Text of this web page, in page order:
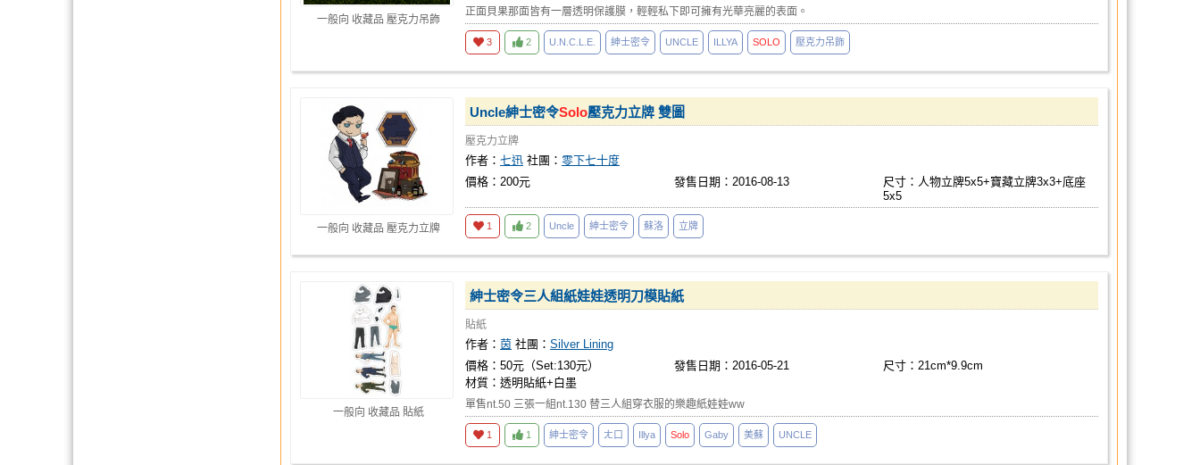
一般向 收藏品 壓克力吊飾
正面貝果那面皆有一層透明保護膜，輕輕私下即可擁有光華亮麗的表面。
3 2 U.N.C.L.E. 紳士密令 UNCLE ILLYA SOLO 壓克力吊飾
一般向 收藏品 壓克力立牌
Uncle紳士密令Solo壓克力立牌 雙圖
壓克力立牌
作者： 七迅 社團： 零下七十度
價格：200元
發售日期：2016-08-13
尺寸：人物立牌5x5+寶藏立牌3x3+底座
5x5
1 2 Uncle 紳士密令 蘇洛 立牌
一般向 收藏品 貼紙
紳士密令三人組紙娃娃透明刀模貼紙
貼紙
作者： 茵 社團： Silver Lining
價格：50元（Set:130元）
發售日期：2016-05-21
尺寸：21cm*9.9cm
材質：透明貼紙+白墨
單售nt.50 三張一組nt.130 替三人組穿衣服的樂趣紙娃娃ww
1 1 紳士密令 ㄤ口 Illya Solo Gaby 美蘇 UNCLE